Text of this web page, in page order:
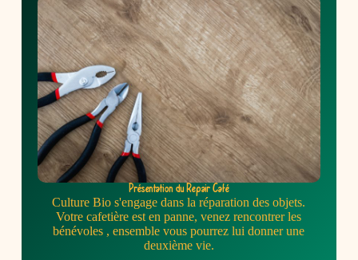
Présentation du Repair Café
Culture Bio s'engage dans la réparation des objets.
Votre cafetière est en panne, venez rencontrer les
bénévoles , ensemble vous pourrez lui donner une
deuxième vie.